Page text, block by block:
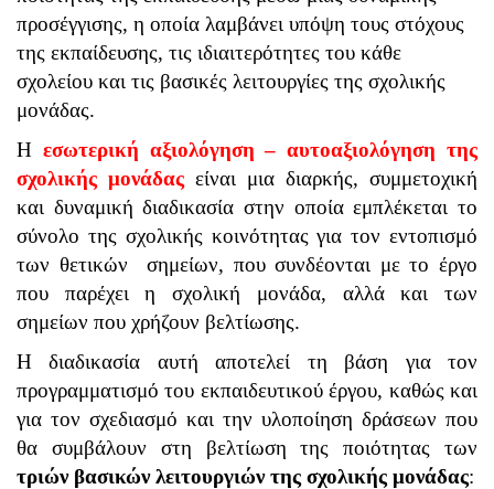
προσέγγισης, η οποία λαμβάνει υπόψη τους στόχους
της εκπαίδευσης, τις ιδιαιτερότητες του κάθε
σχολείου και τις βασικές λειτουργίες της σχολικής
μονάδας.
Η εσωτερική αξιολόγηση – αυτοαξιολόγηση της
σχολικής μονάδας είναι μια διαρκής, συμμετοχική
και δυναμική διαδικασία στην οποία εμπλέκεται το
σύνολο της σχολικής κοινότητας για τον εντοπισμό
των θετικών σημείων, που συνδέονται με το έργο
που παρέχει η σχολική μονάδα, αλλά και των
σημείων που χρήζουν βελτίωσης.
H διαδικασία αυτή αποτελεί τη βάση για τον
προγραμματισμό του εκπαιδευτικού έργου, καθώς και
για τον σχεδιασμό και την υλοποίηση δράσεων που
θα συμβάλουν στη βελτίωση της ποιότητας των
τριών βασικών λειτουργιών της σχολικής μονάδας: